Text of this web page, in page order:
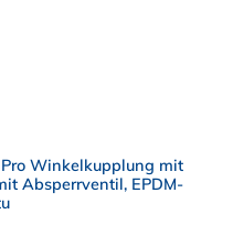
Winkelkupplung mit
Absperrventil, EPDM-